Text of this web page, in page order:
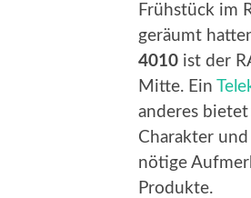
Frühstück im
geräumt
4010 ist der
Mitte. Ein
anderes bietet
Charakter
nötige
Produkte.